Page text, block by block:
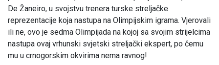
De Žaneiro, u svojstvu trenera turske streljačke
reprezentacije koja nastupa na Olimpijskim igrama. Vjerovali
ili ne, ovo je sedma Olimpijada na kojoj sa svojim strijelcima
nastupa ovaj vrhunski svjetski streljački ekspert, po čemu
mu u crnogorskim okvirima nema ravnog!